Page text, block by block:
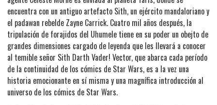
encuentra con un antiguo artefacto Sith, un ejército mandaloriano y
el padawan rebelde Zayne Carrick. Cuatro mil años después, la
tripulación de forajidos del Uhumele tiene en su poder un obejto de
grandes dimensiones cargado de leyenda que les llevará a conocer
al temible señor Sith Darth Vader! Vector, que abarca cada período
de la continuidad de los cómics de Star Wars, es a la vez una
historia emocionante en sí misma y una magnífica introducción al
universo de los cómics de Star Wars.